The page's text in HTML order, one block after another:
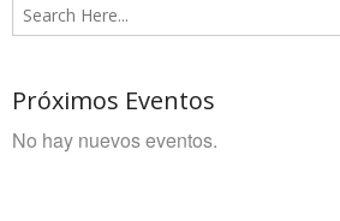
Próximos Eventos
No hay nuevos eventos.